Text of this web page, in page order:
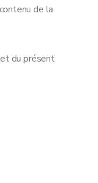
de la
du présent